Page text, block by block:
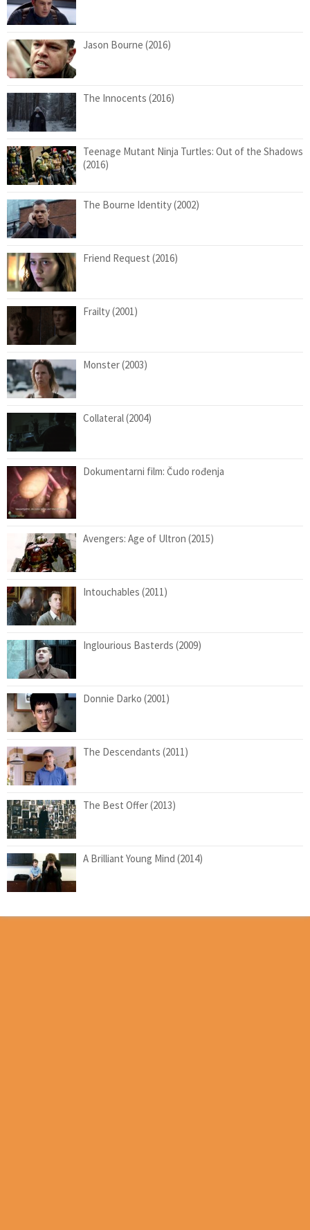
Jason Bourne (2016)
The Innocents (2016)
Teenage Mutant Ninja Turtles: Out of the Shadows
(2016)
The Bourne Identity (2002)
Friend Request (2016)
Frailty (2001)
Monster (2003)
Collateral (2004)
Dokumentarni film: Čudo rođenja
Avengers: Age of Ultron (2015)
Intouchables (2011)
Inglourious Basterds (2009)
Donnie Darko (2001)
The Descendants (2011)
The Best Offer (2013)
A Brilliant Young Mind (2014)